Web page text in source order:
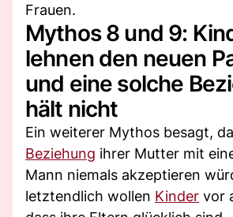
Frauen.
Mythos 8 und 9:
lehnen den neuen
und eine solche
hält nicht
Ein weiterer Mythos besagt,
Beziehung ihrer Mutter mit
Mann niemals akzeptieren
letztendlich wollen Kinder vor